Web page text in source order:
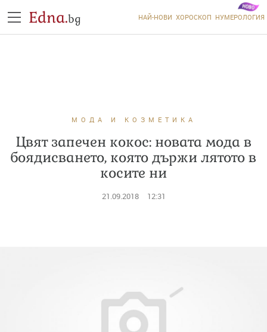
Edna.bg НАЙ-НОВИ ХОРОСКОП НУМЕРОЛОГИЯ
МОДА И КОЗМЕТИКА
Цвят запечен кокос: новата мода в
боядисването, която държи лятото в
косите ни
21.09.2018 12:31